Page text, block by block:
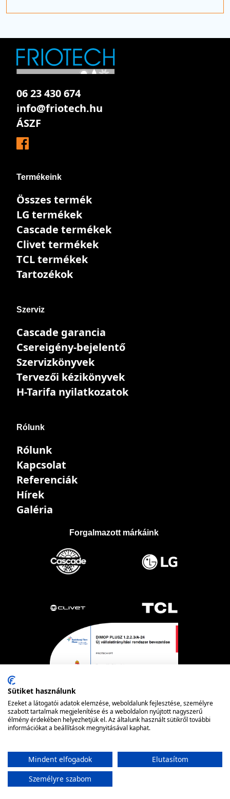
06 23 430 674
info@friotech.hu
ÁSZF
Termékeink
Összes termék
LG termékek
Cascade termékek
Clivet termékek
TCL termékek
Tartozékok
Szerviz
Cascade garancia
Csereigény-bejelentő
Szervizkönyvek
Tervezői kézikönyvek
H-Tarifa nyilatkozatok
Rólunk
Rólunk
Kapcsolat
Referenciák
Hírek
Galéria
Forgalmazott márkáink
© FRIOTECHPowered by nopCommerce
Sütiket használunk
Ezeket a látogatói adatok elemzése, weboldalunk fejlesztése, személyre
szabott tartalmak megjelenítése és a weboldalon nyújtott nagyszerű
élmény érdekében helyezhetjük el. Az általunk használt sütikről további
információkat a beállítások megnyitásával kaphat.
Mindent elfogadok
Elutasítom
Személyre szabom